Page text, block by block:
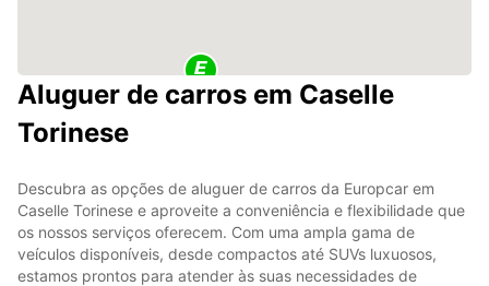
Aluguer de carros em Caselle
Torinese
Descubra as opções de aluguer de carros da Europcar em
Caselle Torinese e aproveite a conveniência e flexibilidade que
os nossos serviços oferecem. Com uma ampla gama de
veículos disponíveis, desde compactos até SUVs luxuosos,
estamos prontos para atender às suas necessidades de